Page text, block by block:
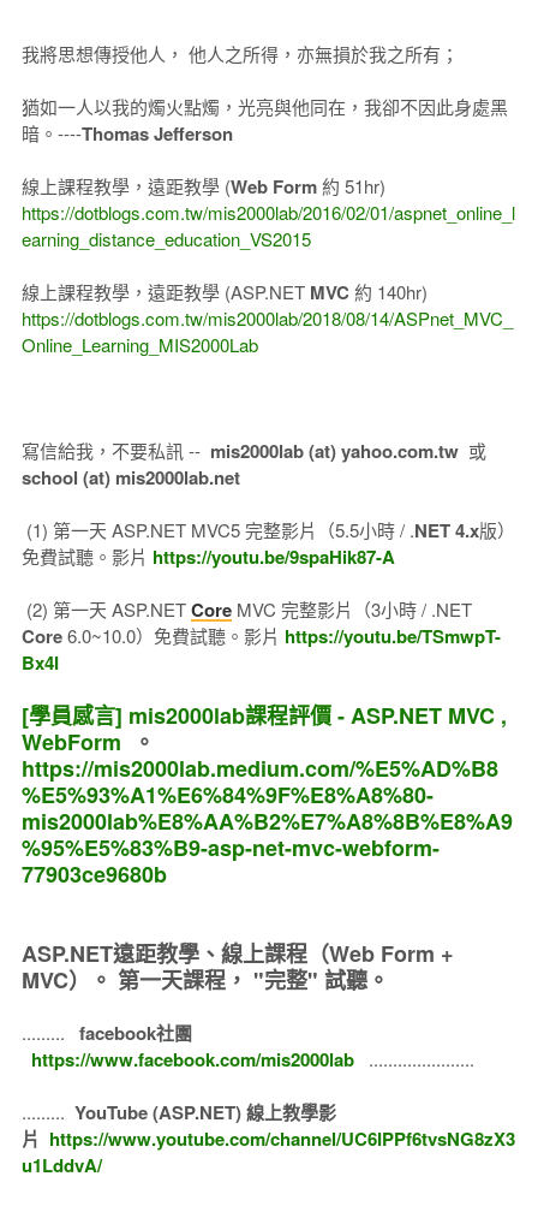
我將思想傳授他人， 他人之所得，亦無損於我之所有；
猶如一人以我的燭火點燭，光亮與他同在，我卻不因此身處黑
暗。----Thomas Jefferson
線上課程教學，遠距教學 (Web Form約 51hr)
https://dotblogs.com.tw/mis2000lab/2016/02/01/aspnet_online_l
earning_distance_education_VS2015
線上課程教學，遠距教學 (ASP.NET MVC 約 140hr)
https://dotblogs.com.tw/mis2000lab/2018/08/14/ASPnet_MVC_
Online_Learning_MIS2000Lab
寫信給我，不要私訊 -- mis2000lab (at) yahoo.com.tw或
school (at) mis2000lab.net
(1) 第一天 ASP.NET MVC5 完整影片（5.5小時 / .NET 4.x版）
免費試聽。影片 https://youtu.be/9spaHik87-A
(2) 第一天 ASP.NETCoreMVC 完整影片（3小時 / .NET
Core6.0~10.0）免費試聽。影片 https://youtu.be/TSmwpT-
Bx4I
[學員感言] mis2000lab課程評價 - ASP.NET MVC ,
WebForm 。
https://mis2000lab.medium.com/%E5%AD%B8
%E5%93%A1%E6%84%9F%E8%A8%80-
mis2000lab%E8%AA%B2%E7%A8%8B%E8%A9
%95%E5%83%B9-asp-net-mvc-webform-
77903ce9680b
ASP.NET遠距教學、線上課程（Web Form +
MVC）。 第一天課程， "完整" 試聽。
.........
facebook社團
https://www.facebook.com/mis2000lab
......................
......... YouTube (ASP.NET) 線上教學影
片 https://www.youtube.com/channel/UC6IPPf6tvsNG8zX3
u1LddvA/